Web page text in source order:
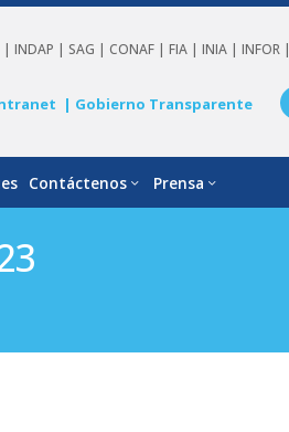
|INDAP | SAG | CONAF |FIA |INIA |INFOR |
| Gobierno Transparente
Contáctenos Prensa